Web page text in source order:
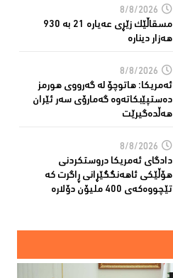
8/8/2026
مسقاڵێک زێڕی عەیارە 21 بە 930
هەزار دینارە
8/8/2026
ئەمریكا: هاتوچۆ لە گەرووی هورمز
دەستپێبكاتەوە گەمارۆی سەر ئێران
هەڵدەگیرێت
8/8/2026
دادگای ئەمریكا دروستكردنی
هۆڵێكی ئاهەنگگێڕانی ڕاگرت كە
تێچووەكەی 400 ملیۆن دۆلارە